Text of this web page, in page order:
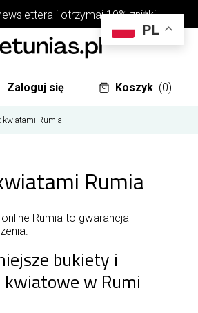
i otrzymaj 10% zniżki!
Zaloguj się Koszyk (0)
kwiatami Rumia
Rumia
Rumia to gwarancja
bukiety i
kwiatowe w Rumi
PL